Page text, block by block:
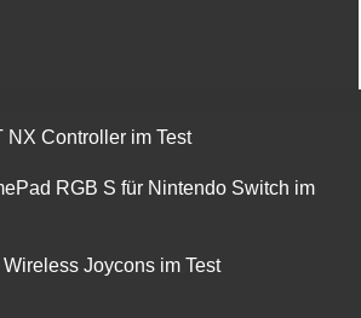
NX Controller im Test
RGB S für Nintendo Switch im
Joycons im Test